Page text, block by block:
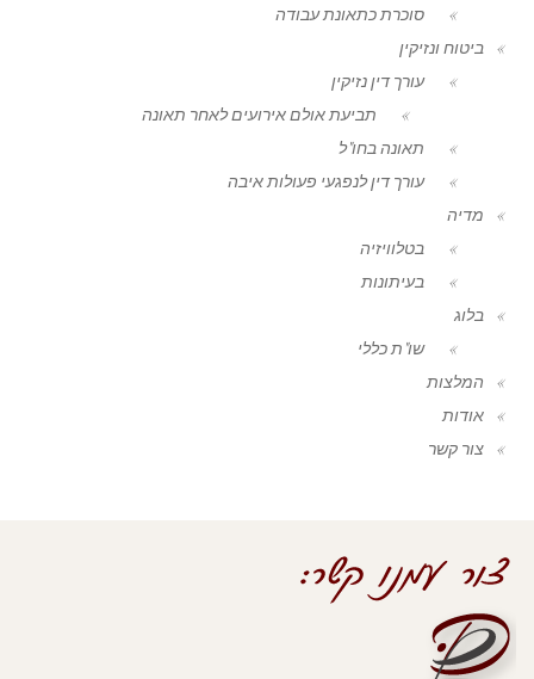
סוכרת כתאונת עבודה
ביטוח ונזיקין
עורך דין נזיקין
תביעת אולם אירועים לאחר תאונה
תאונה בחו"ל
עורך דין לנפגעי פעולות איבה
מדיה
בטלוויזיה
בעיתונות
בלוג
שו"ת כללי
המלצות
אודות
צור קשר